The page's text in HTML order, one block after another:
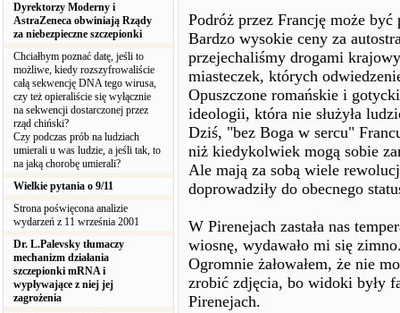
Dyrektorzy Moderny i
AstraZeneca obwiniają Rządy
za niebezpieczne szczepionki
Chciałbym poznać datę, jeśli to
możliwe, kiedy rozszyfrowaliście
całą sekwencję DNA tego wirusa,
czy też opieraliście się wyłącznie
na sekwencji dostarczonej przez
rząd chiński?
Czy podczas prób na ludziach
umierali u was ludzie, a jeśli tak, to
na jaką chorobę umierali?
Wielkie pytania o 9/11
Strona poświęcona analizie
wydarzeń z 11 września 2001
Dr. L.Palevsky tłumaczy
mechanizm działania
szczepionki mRNA i
wypływające z niej jej
zagrożenia
Podróż przez Francję może
Bardzo wysokie ceny za
przejechaliśmy drogami
miasteczek, których
Opuszczone romańskie i
ideologii, która nie służyła
Dziś, "bez Boga w sercu"
niż kiedykolwiek mogą sobie
Ale mają za sobą wiele
doprowadziły do obecnego
W Pirenejach zastała nas
wiosnę, wydawało mi się
Ogromnie żałowałem, że nie
zrobić zdjęcia, bo widoki były
Pirenejach.